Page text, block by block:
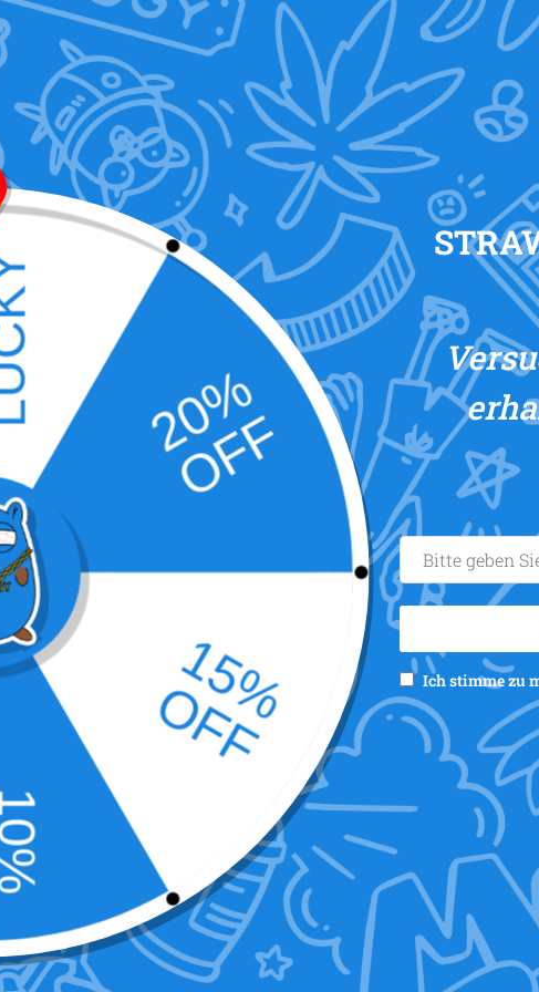
STRAWBAGGY von HARDCASE TECHNOLOGIES
©2012-2025 - Umsatzsteuernummer IT02235270978
Ich stimme zu